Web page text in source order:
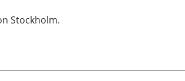
Stockholm.